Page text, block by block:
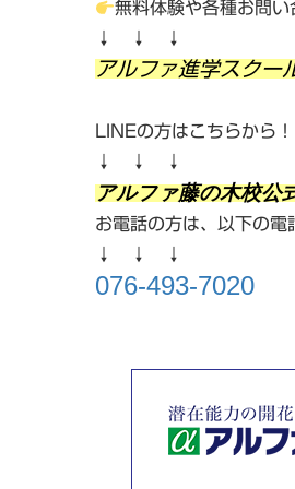
無料体験や各種お問い
↓ ↓ ↓
アルファ進学スクー
LINEの方はこちらから
↓ ↓ ↓
アルファ藤の木校公
お電話の方は、以下の電
↓ ↓ ↓
076-493-7020